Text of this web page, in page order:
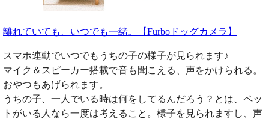
離れていても、いつでも一緒。【Furboドッグカメラ】
スマホ連動でいつでもうちの子の様子が見られます♪
マイク＆スピーカー搭載で音も聞こえる、声をかけられる。
おやつもあげられます。
うちの子、一人でいる時は何をしてるんだろう？とは、ペッ
トがいる人なら一度は考えること。様子を見られますし、声